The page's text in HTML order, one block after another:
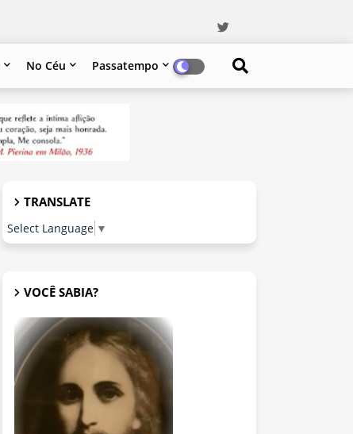
No Céu Passatempo
TRANSLATE
Select Language ▼
VOCÊ SABIA?